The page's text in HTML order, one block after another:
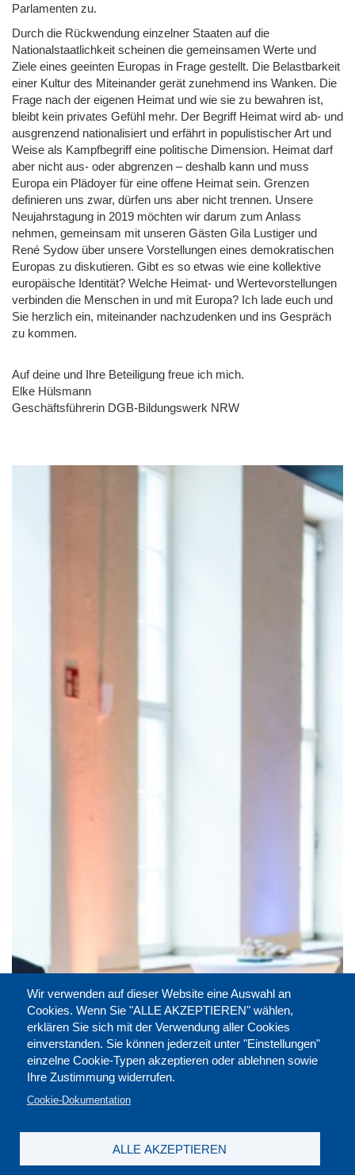
Parlamenten zu.
Durch die Rückwendung einzelner Staaten auf die
Nationalstaatlichkeit scheinen die gemeinsamen Werte und
Ziele eines geeinten Europas in Frage gestellt. Die Belastbarkeit
einer Kultur des Miteinander gerät zunehmend ins Wanken. Die
Frage nach der eigenen Heimat und wie sie zu bewahren ist,
bleibt kein privates Gefühl mehr. Der Begriff Heimat wird ab- und
ausgrenzend nationalisiert und erfährt in populistischer Art und
Weise als Kampfbegriff eine politische Dimension. Heimat darf
aber nicht aus- oder abgrenzen – deshalb kann und muss
Europa ein Plädoyer für eine offene Heimat sein. Grenzen
definieren uns zwar, dürfen uns aber nicht trennen. Unsere
Neujahrstagung in 2019 möchten wir darum zum Anlass
nehmen, gemeinsam mit unseren Gästen Gila Lustiger und
René Sydow über unsere Vorstellungen eines demokratischen
Europas zu diskutieren. Gibt es so etwas wie eine kollektive
europäische Identität? Welche Heimat- und Wertevorstellungen
verbinden die Menschen in und mit Europa? Ich lade euch und
Sie herzlich ein, miteinander nachzudenken und ins Gespräch
zu kommen.
Auf deine und Ihre Beteiligung freue ich mich.
Elke Hülsmann
Geschäftsführerin DGB-Bildungswerk NRW
Wir verwenden auf dieser Website eine Auswahl an
Cookies. Wenn Sie "ALLE AKZEPTIEREN" wählen,
erklären Sie sich mit der Verwendung aller Cookies
einverstanden. Sie können jederzeit unter "Einstellungen"
einzelne Cookie-Typen akzeptieren oder ablehnen sowie
Ihre Zustimmung widerrufen.
Cookie-Dokumentation
ALLE AKZEPTIEREN